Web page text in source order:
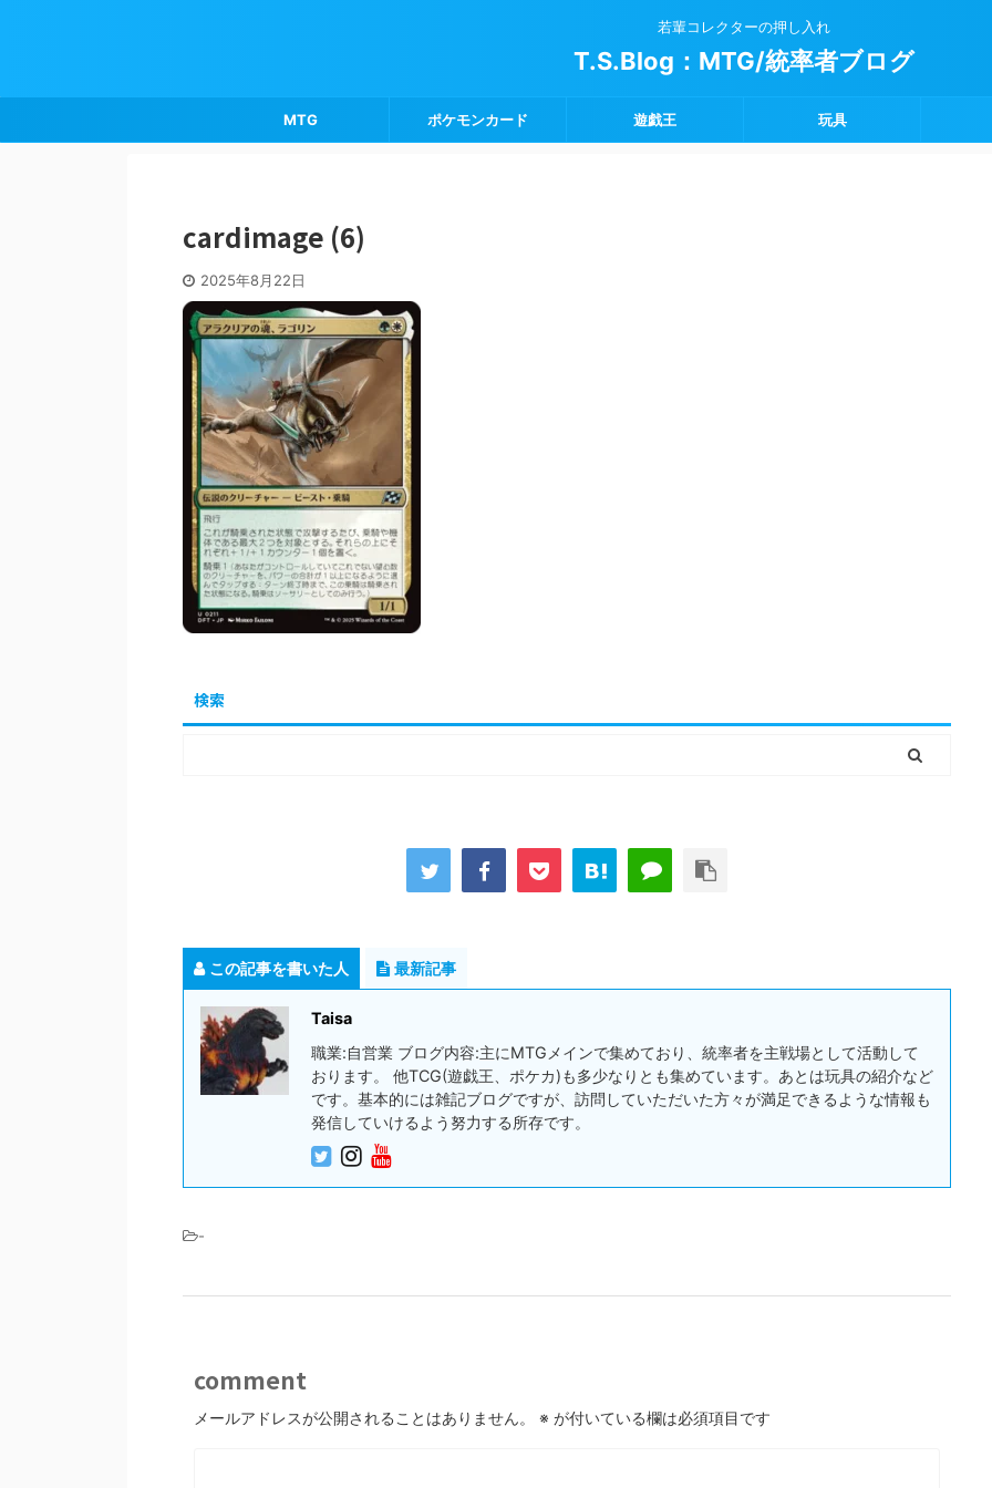
若輩コレクターの押し入れ
T.S.Blog：MTG/統率者ブログ
MTG ポケモンカード 遊戯王 玩具
cardimage (6)
2025年8月22日
検索
この記事を書いた人 最新記事
Taisa
職業:自営業 ブログ内容:主にMTGメインで集めており、統率者を主戦場として活動して
おります。 他TCG(遊戯王、ポケカ)も多少なりとも集めています。あとは玩具の紹介など
です。基本的には雑記ブログですが、訪問していただいた方々が満足できるような情報も
発信していけるよう努力する所存です。
-
comment
メールアドレスが公開されることはありません。 ※ が付いている欄は必須項目です